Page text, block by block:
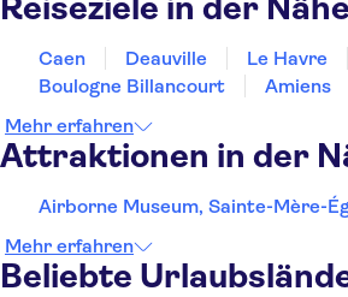
Caen Deauville Le Havre
Boulogne Billancourt
Amiens
Mehr erfahren
Attraktionen in der
Airborne Museum, Sainte-Mère-
Mehr erfahren
Beliebte